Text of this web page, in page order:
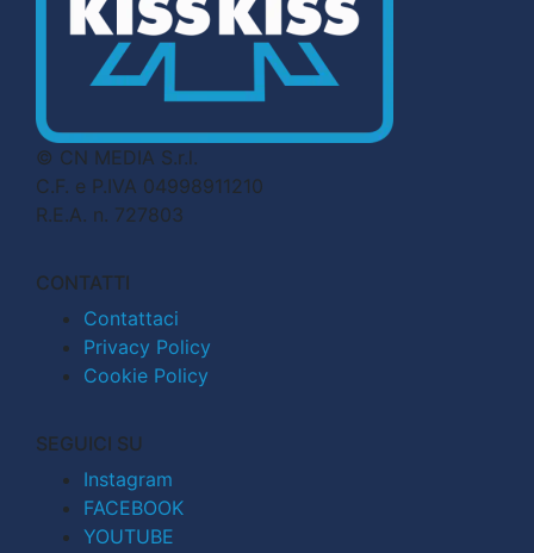
© CN MEDIA S.r.l.
C.F. e P.IVA 04998911210
R.E.A. n. 727803
CONTATTI
Contattaci
Privacy Policy
Cookie Policy
SEGUICI SU
Instagram
FACEBOOK
YOUTUBE